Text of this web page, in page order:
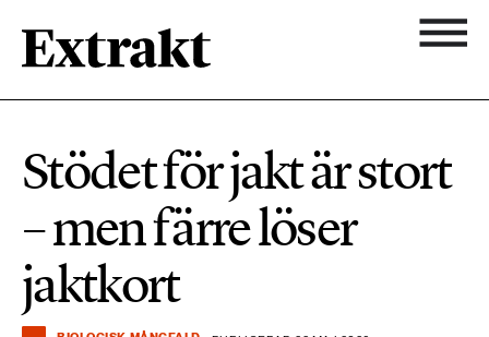
Biologisk mångfald
Hållbara städer
Industri & Energi
Nyhetsbrev
Om Extrakt
900 ARTIKLAR
584 ARTIKLAR
Hållbara städer
473 ARTIKLAR
Industri & Energi
Stödet för jakt är stort
– men färre löser
jaktkort